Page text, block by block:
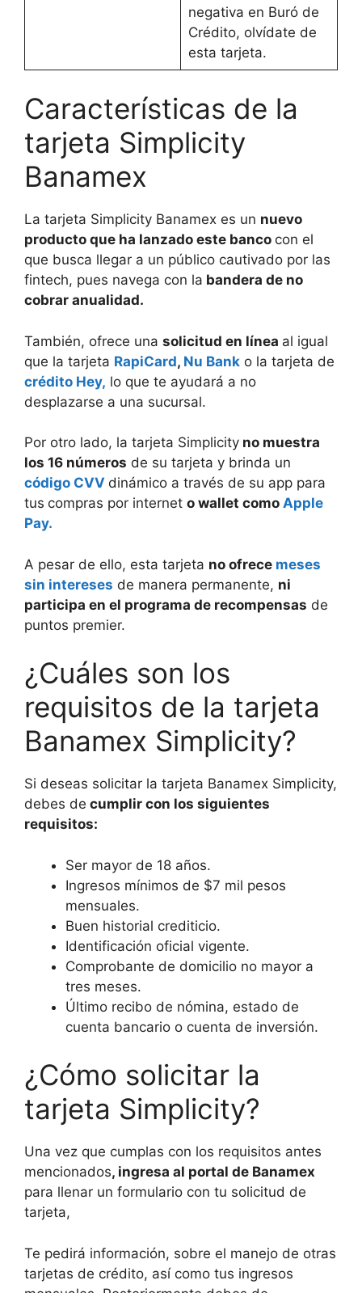
negativa en Buró de
Crédito, olvídate de
esta tarjeta.
Características de la
tarjeta Simplicity
Banamex
La tarjeta Simplicity Banamex es un nuevo
producto que ha lanzado este banco con el
que busca llegar a un público cautivado por las
fintech, pues navega con la bandera de no
cobrar anualidad.
También, ofrece una solicitud en línea al igual
que la tarjeta RapiCard, Nu Bank o la tarjeta de
crédito Hey, lo que te ayudará a no
desplazarse a una sucursal.
Por otro lado, la tarjeta Simplicity no muestra
los 16 números de su tarjeta y brinda un
código CVV dinámico a través de su app para
tus compras por internet o wallet como Apple
Pay.
A pesar de ello, esta tarjeta no ofrece meses
sin intereses de manera permanente, ni
participa en el programa de recompensas de
puntos premier.
¿Cuáles son los
requisitos de la tarjeta
Banamex Simplicity?
Si deseas solicitar la tarjeta Banamex Simplicity,
debes de cumplir con los siguientes
requisitos:
Ser mayor de 18 años.
Ingresos mínimos de $7 mil pesos
mensuales.
Buen historial crediticio.
Identificación oficial vigente.
Comprobante de domicilio no mayor a
tres meses.
Último recibo de nómina, estado de
cuenta bancario o cuenta de inversión.
¿Cómo solicitar la
tarjeta Simplicity?
Una vez que cumplas con los requisitos antes
mencionados, ingresa al portal de Banamex
para llenar un formulario con tu solicitud de
tarjeta,
Te pedirá información, sobre el manejo de otras
tarjetas de crédito, así como tus ingresos